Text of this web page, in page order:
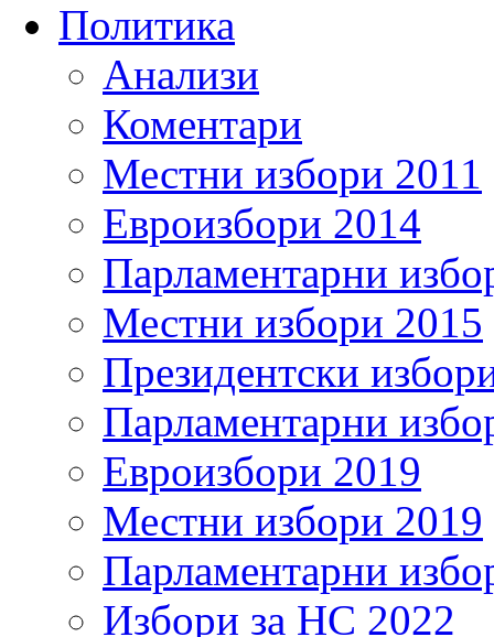
Политика
Анализи
Коментари
Местни избори 2011
Евроизбори 2014
Парламентарни
Местни избори 2015
Президентски
Парламентарни
Евроизбори 2019
Местни избори 2019
Парламентарни
Избори за НС 2022